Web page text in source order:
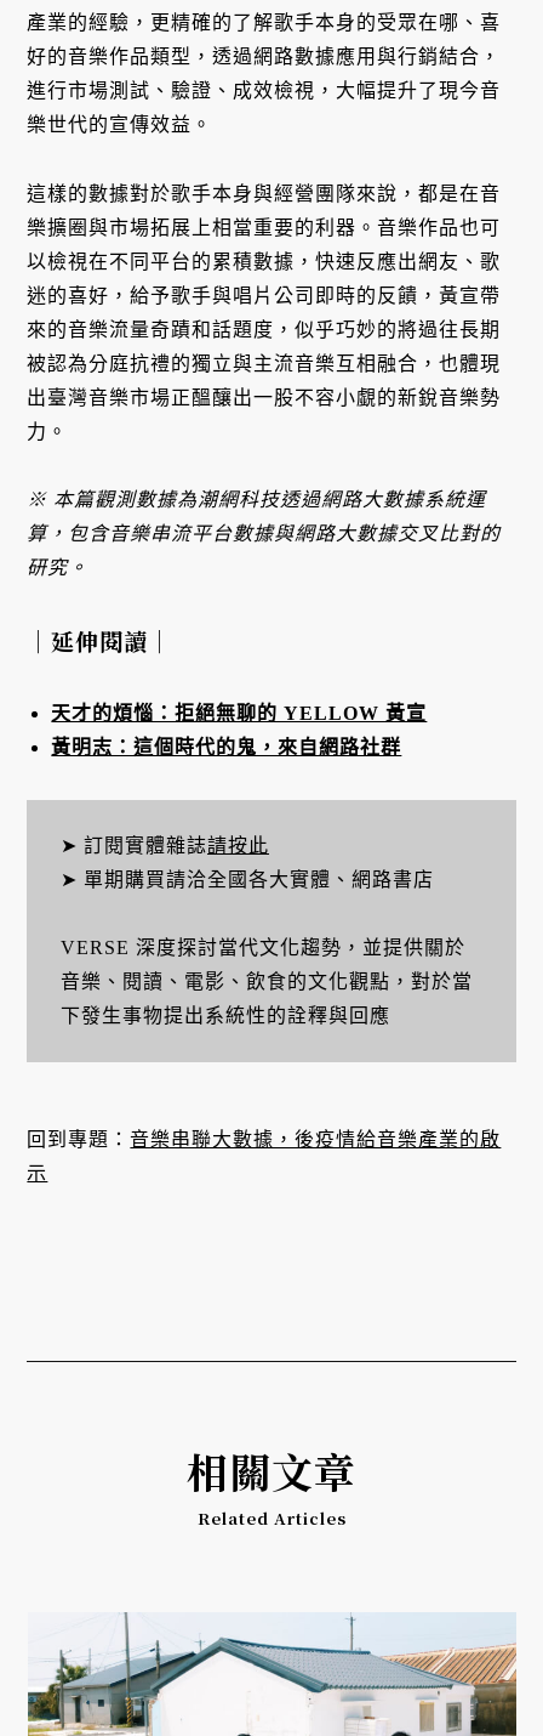
產業的經驗，更精確的了解歌手本身的受眾在哪、喜
好的音樂作品類型，透過網路數據應用與行銷結合，
進行市場測試、驗證、成效檢視，大幅提升了現今音
樂世代的宣傳效益。
這樣的數據對於歌手本身與經營團隊來說，都是在音
樂擴圈與市場拓展上相當重要的利器。音樂作品也可
以檢視在不同平台的累積數據，快速反應出網友、歌
迷的喜好，給予歌手與唱片公司即時的反饋，黃宣帶
來的音樂流量奇蹟和話題度，似乎巧妙的將過往長期
被認為分庭抗禮的獨立與主流音樂互相融合，也體現
出臺灣音樂市場正醞釀出一股不容小覷的新銳音樂勢
力。
※ 本篇觀測數據為潮網科技透過網路大數據系統運
算，包含音樂串流平台數據與網路大數據交叉比對的
研究。
｜延伸閱讀｜
天才的煩惱：拒絕無聊的 YELLOW 黃宣
黃明志：這個時代的鬼，來自網路社群
➤ 訂閱實體雜誌請按此
➤ 單期購買請洽全國各大實體、網路書店
VERSE 深度探討當代文化趨勢，並提供關於
音樂、閱讀、電影、飲食的文化觀點，對於當
下發生事物提出系統性的詮釋與回應
回到專題：音樂串聯大數據，後疫情給音樂產業的啟
示
相關文章
Related Articles